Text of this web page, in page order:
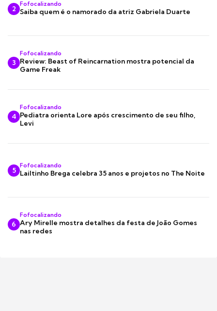
2
Fofocalizando
Saiba quem é o namorado da atriz Gabriela Duarte
3
Fofocalizando
Review: Beast of Reincarnation mostra potencial da
Game Freak
4
Fofocalizando
Pediatra orienta Lore após crescimento de seu filho,
Levi
5
Fofocalizando
Lailtinho Brega celebra 35 anos e projetos no The Noite
6
Fofocalizando
Ary Mirelle mostra detalhes da festa de João Gomes
nas redes